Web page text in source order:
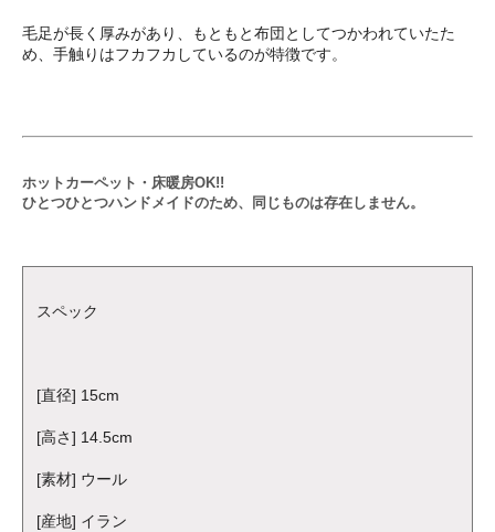
毛足が長く厚みがあり、もともと布団としてつかわれていたた
め、手触りはフカフカしているのが特徴です。
ホットカーペット・床暖房OK!!
ひとつひとつハンドメイドのため、同じものは存在しません。
スペック
[直径] 15cm
[高さ] 14.5cm
[素材] ウール
[産地] イラン